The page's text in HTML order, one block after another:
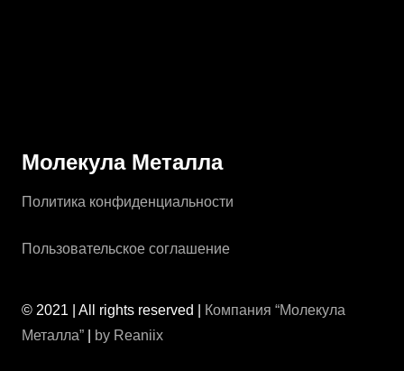
Молекула Металла
Политика конфиденциальности
Пользовательское соглашение
© 2021 | All rights reserved |
Компания “Молекула
Металла”
by Reaniix